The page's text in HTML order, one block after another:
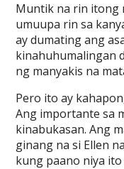
Muntik na rin itong
umuupa rin sa
ay dumating ang
kinahuhumalingan
ng manyakis na
Pero ito ay
Ang importante sa
kinabukasan. Ang
ginang na si Ellen
kung paano niya